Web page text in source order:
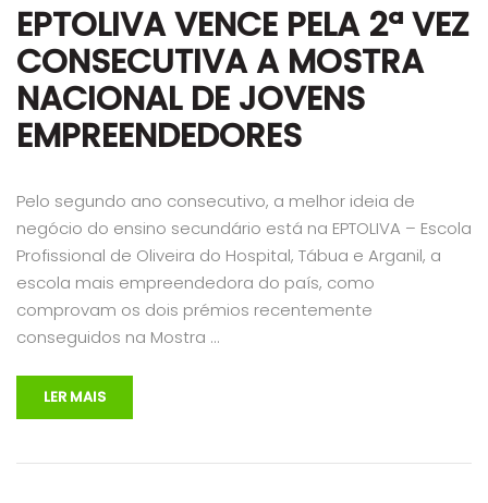
EPTOLIVA VENCE PELA 2ª VEZ
CONSECUTIVA A MOSTRA
NACIONAL DE JOVENS
EMPREENDEDORES
Pelo segundo ano consecutivo, a melhor ideia de
negócio do ensino secundário está na EPTOLIVA – Escola
Profissional de Oliveira do Hospital, Tábua e Arganil, a
escola mais empreendedora do país, como
comprovam os dois prémios recentemente
conseguidos na Mostra …
LER MAIS